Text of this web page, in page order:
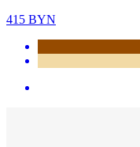
415 BYN